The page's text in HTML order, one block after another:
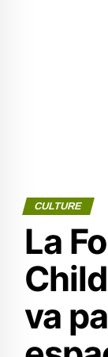
CULTURE
La
va